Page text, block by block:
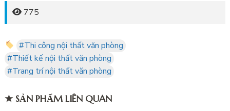
775
#Thi công nội thất văn phòng
#Thiết kế nội thất văn phòng
#Trang trí nội thất văn phòng
★ SẢN PHẨM LIÊN QUAN